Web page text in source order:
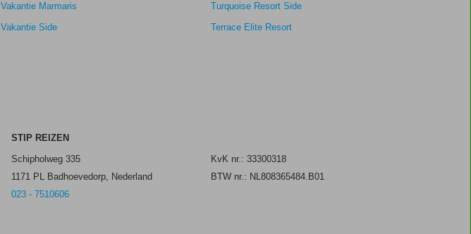
Vakantie Marmaris
Vakantie Side
Turquoise Resort Side
Terrace Elite Resort
STIP REIZEN
Schipholweg 335
1171 PL Badhoevedorp, Nederland
023 - 7510606
KvK nr.: 33300318
BTW nr.: NL808365484.B01